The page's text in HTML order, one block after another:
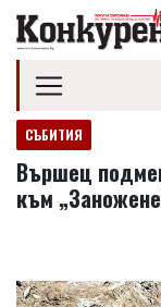
СЪБИТИЯ
Вършец
към